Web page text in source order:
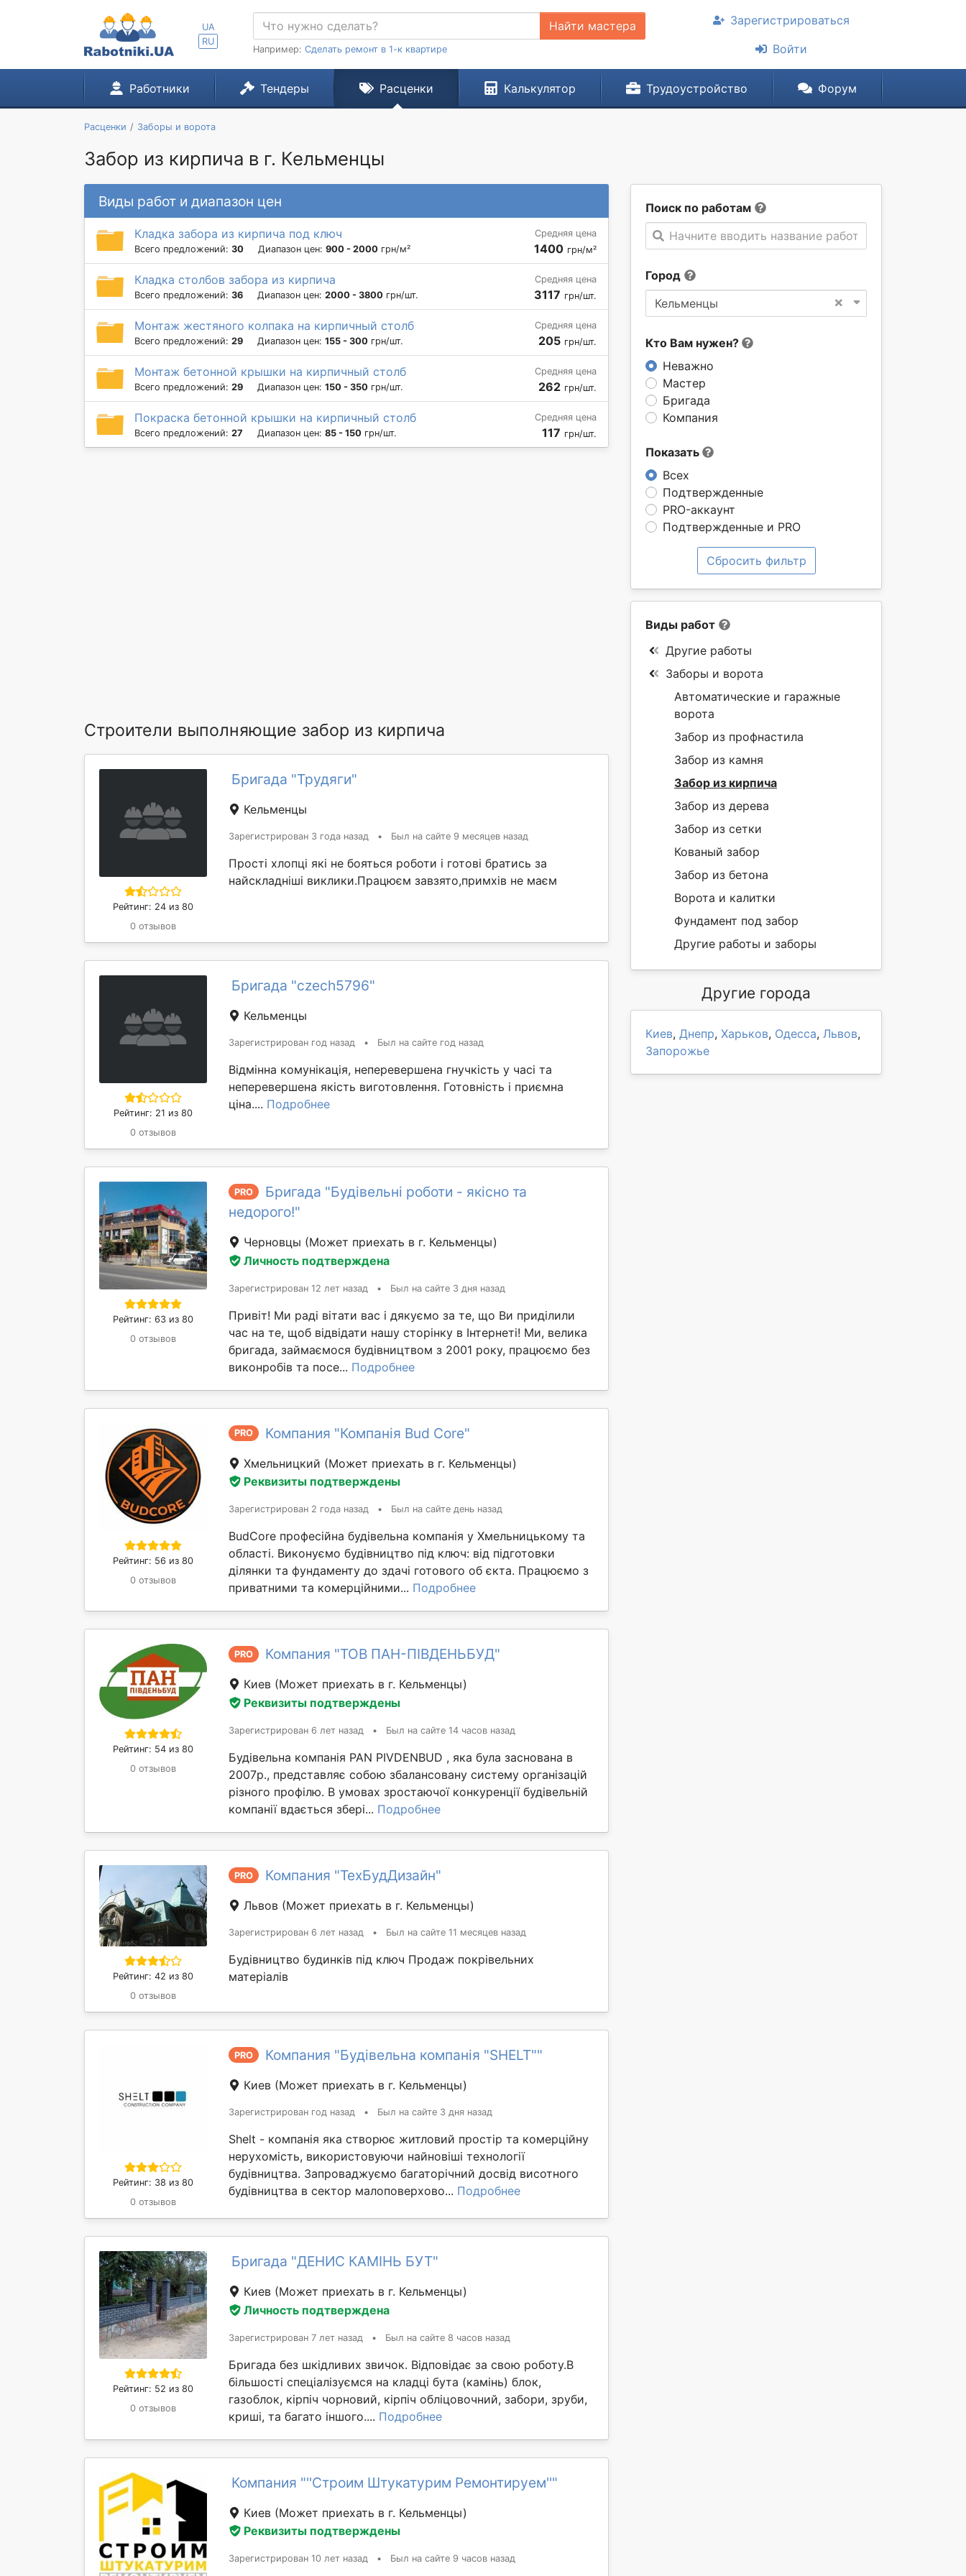
UA
RU
Найти мастера
Например: Сделать ремонт в 1-к квартире
Зарегистрироваться
Войти
Работники Тендеры Расценки Калькулятор Трудоустройство Форум
Расценки Заборы и ворота
Забор из кирпича в г. Кельменцы
Поиск по работам
Начните вводить название работы
Город
×
Кельменцы
Кто Вам нужен?
Неважно
Мастер
Бригада
Компания
Показать
Всех
Подтвержденные
PRO-аккаунт
Подтвержденные и PRO
Сбросить фильтр
Виды работ и диапазон цен
Кладка забора из кирпича под ключ
Всего предложений: 30 Диапазон цен: 900 - 2000 грн/м²
Средняя цена
1400 грн/м²
Кладка столбов забора из кирпича
Всего предложений: 36 Диапазон цен: 2000 - 3800 грн/шт.
Средняя цена
3117 грн/шт.
Монтаж жестяного колпака на кирпичный столб
Всего предложений: 29 Диапазон цен: 155 - 300 грн/шт.
Средняя цена
205 грн/шт.
Монтаж бетонной крышки на кирпичный столб
Всего предложений: 29 Диапазон цен: 150 - 350 грн/шт.
Средняя цена
262 грн/шт.
Покраска бетонной крышки на кирпичный столб
Всего предложений: 27 Диапазон цен: 85 - 150 грн/шт.
Средняя цена
117 грн/шт.
Строители выполняющие забор из кирпича
Рейтинг: 24 из 80
0 отзывов
Бригада "Трудяги"
Кельменцы
Зарегистрирован 3 года назад • Был на сайте 9 месяцев назад
Прості хлопці які не бояться роботи і готові братись за
найскладніші виклики.Працюєм завзято,примхів не маєм
Рейтинг: 21 из 80
0 отзывов
Бригада "czech5796"
Кельменцы
Зарегистрирован год назад • Был на сайте год назад
Відмінна комунікація, неперевершена гнучкість у часі та
неперевершена якість виготовлення. Готовність і приємна
ціна.... Подробнее
Рейтинг: 63 из 80
0 отзывов
PRO
Бригада "Будівельні роботи - якісно та
недорого!"
Черновцы (Может приехать в г. Кельменцы)
Личность подтверждена
Зарегистрирован 12 лет назад • Был на сайте 3 дня назад
Привіт! Ми раді вітати вас і дякуємо за те, що Ви приділили
час на те, щоб відвідати нашу сторінку в Інтернеті! Ми, велика
бригада, займаємося будівництвом з 2001 року, працюємо без
виконробів та посе... Подробнее
Рейтинг: 56 из 80
0 отзывов
PRO Компания "Компанія Bud Core"
Хмельницкий (Может приехать в г. Кельменцы)
Реквизиты подтверждены
Зарегистрирован 2 года назад • Был на сайте день назад
BudCore професійна будівельна компанія у Хмельницькому та
області. Виконуємо будівництво під ключ: від підготовки
ділянки та фундаменту до здачі готового об єкта. Працюємо з
приватними та комерційними... Подробнее
Рейтинг: 54 из 80
0 отзывов
PRO Компания "ТОВ ПАН-ПІВДЕНЬБУД"
Киев (Может приехать в г. Кельменцы)
Реквизиты подтверждены
Зарегистрирован 6 лет назад • Был на сайте 14 часов назад
Будівельна компанія PAN PIVDENBUD , яка була заснована в
2007р., представляє собою збалансовану систему організацій
різного профілю. В умовах зростаючої конкуренції будівельній
компанії вдається збері... Подробнее
Рейтинг: 42 из 80
0 отзывов
PRO Компания "ТехБудДизайн"
Львов (Может приехать в г. Кельменцы)
Зарегистрирован 6 лет назад • Был на сайте 11 месяцев назад
Будівництво будинків під ключ Продаж покрівельних
матеріалів
Рейтинг: 38 из 80
0 отзывов
PRO Компания "Будівельна компанія "SHELT""
Киев (Может приехать в г. Кельменцы)
Зарегистрирован год назад • Был на сайте 3 дня назад
Shelt - компанія яка створює житловий простір та комерційну
нерухомість, використовуючи найновіші технології
будівництва. Запроваджуємо багаторічний досвід висотного
будівництва в сектор малоповерхово... Подробнее
Рейтинг: 52 из 80
0 отзывов
Бригада "ДЕНИС КАМІНЬ БУТ"
Киев (Может приехать в г. Кельменцы)
Личность подтверждена
Зарегистрирован 7 лет назад • Был на сайте 8 часов назад
Бригада без шкідливих звичок. Відповідає за свою роботу.В
більшості спеціалізуємся на кладці бута (камінь) блок,
газоблок, кірпіч чорновий, кірпіч обліцовочний, забори, зруби,
криші, та багато іншого.... Подробнее
Компания "''Строим Штукатурим Ремонтируем''"
Киев (Может приехать в г. Кельменцы)
Реквизиты подтверждены
Зарегистрирован 10 лет назад • Был на сайте 9 часов назад
Виды работ
Другие работы
Заборы и ворота
Автоматические и гаражные
ворота
Забор из профнастила
Забор из камня
Забор из кирпича
Забор из дерева
Забор из сетки
Кованый забор
Забор из бетона
Ворота и калитки
Фундамент под забор
Другие работы и заборы
Другие города
Киев, Днепр, Харьков, Одесса, Львов,
Запорожье